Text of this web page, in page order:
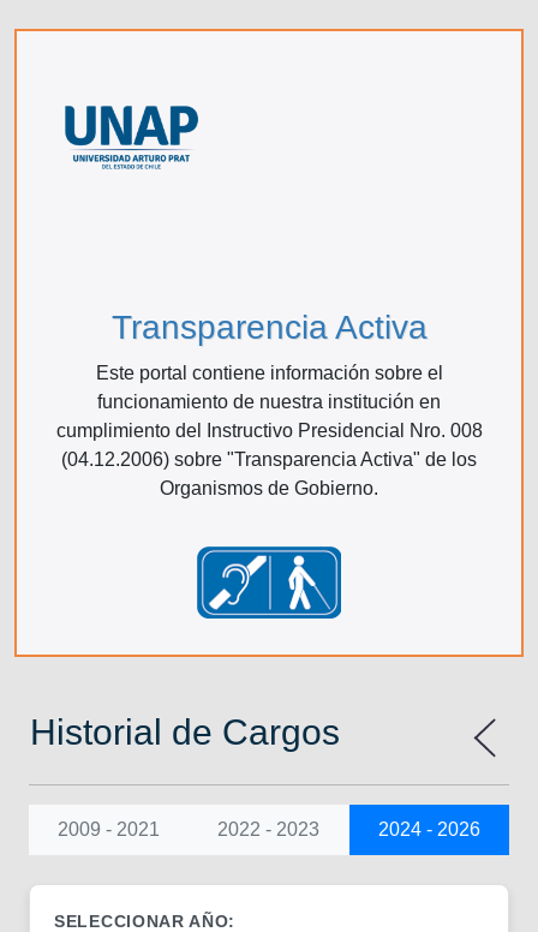
Transparencia Activa
Este portal contiene información sobre el
funcionamiento de nuestra institución en
cumplimiento del Instructivo Presidencial Nro. 008
(04.12.2006) sobre "Transparencia Activa" de los
Organismos de Gobierno.
Historial de Cargos
2009 - 2021 2022 - 2023 2024 - 2026
SELECCIONAR AÑO: